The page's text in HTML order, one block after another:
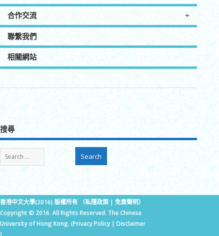
合作交流
聯繫我們
相關網站
搜尋
香港中文大學(2016) 版權所有 （私隱政策 | 免責聲明）
Copyright © 2016. All Rights Reserved. The Chinese
University of Hong Kong. (Privacy Policy | Disclaimer
)